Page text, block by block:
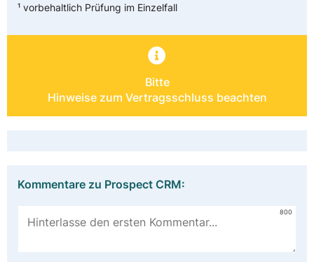
¹ vorbehaltlich Prüfung im Einzelfall
Bitte
Hinweise zum Vertragsschluss beachten
Kommentare zu Prospect CRM:
800